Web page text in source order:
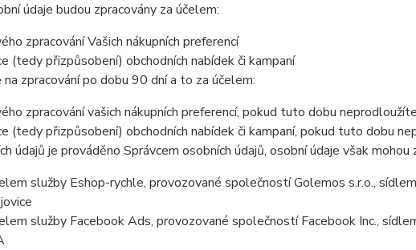
údaje budou zpracovány za účelem:
zpracování Vašich nákupních preferencí
(tedy přizpůsobení) obchodních nabídek či kampaní
zpracování po dobu 90 dní a to za účelem:
zpracování vašich nákupních preferencí, pokud tuto dobu neprodloužíte
(tedy přizpůsobení) obchodních nabídek či kampaní, pokud tuto dobu
údajů je prováděno Správcem osobních údajů, osobní údaje však
služby Eshop-rychle, provozované společností Golemos s.r.o.,
služby Facebook Ads, provozované společností Facebook Inc.,